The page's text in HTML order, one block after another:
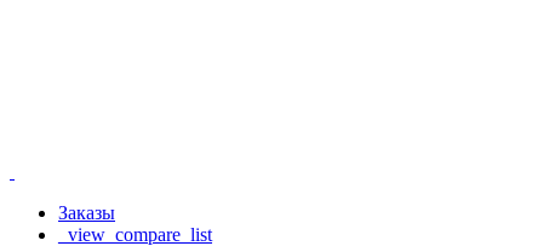
Заказы
_view_compare_list